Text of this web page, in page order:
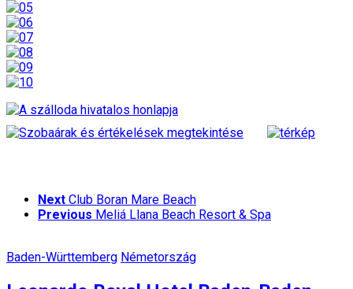
Next Club Boran Mare Beach
Previous Meliá Llana Beach Resort & Spa
Baden-Württemberg Németország